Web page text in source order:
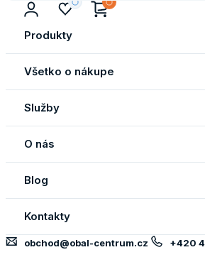
Produkty
Všetko o nákupe
Služby
O nás
Blog
Kontakty
obchod@obal-centrum.cz +420